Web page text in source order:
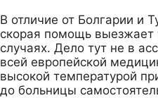
В отличие от Болгарии и
скорая помощь выезжает
случаях. Дело тут не в
всей европейской
высокой температурой
до больницы